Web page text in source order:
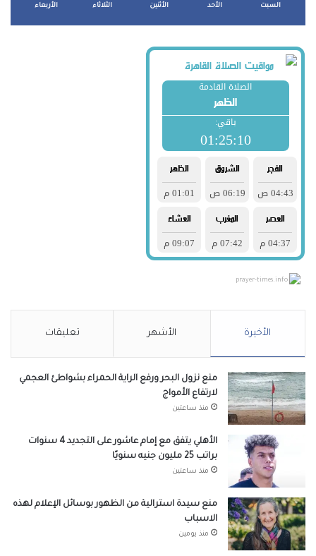
السبت الأحد الأثنين الثلاثاء الأربعاء
prayer-times.info
الأخيرة الأشهر تعليقات
منع نزول البحر ورفع الراية الحمراء بشواطئ العجمي
لارتفاع الأمواج
منذ ساعتين
الأهلي يتفق مع إمام عاشور على التجديد 4 سنوات
براتب 25 مليون جنيه سنويًا
منذ ساعتين
منع سيدة استرالية من الظهور بوسائل الإعلام لهذه
الاسباب
منذ يومين